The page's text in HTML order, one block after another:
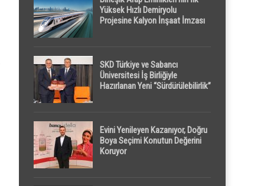
Yüksek Hızlı Demiryolu
Projesine Kalyon İnşaat İmzası
SKD Türkiye ve Sabancı
Üniversitesi İş Birliğiyle
Hazırlanan Yeni “Sürdürülebilirlik”
Evini Yenileyen Kazanıyor, Doğru
Boya Seçimi Konutun Değerini
Koruyor